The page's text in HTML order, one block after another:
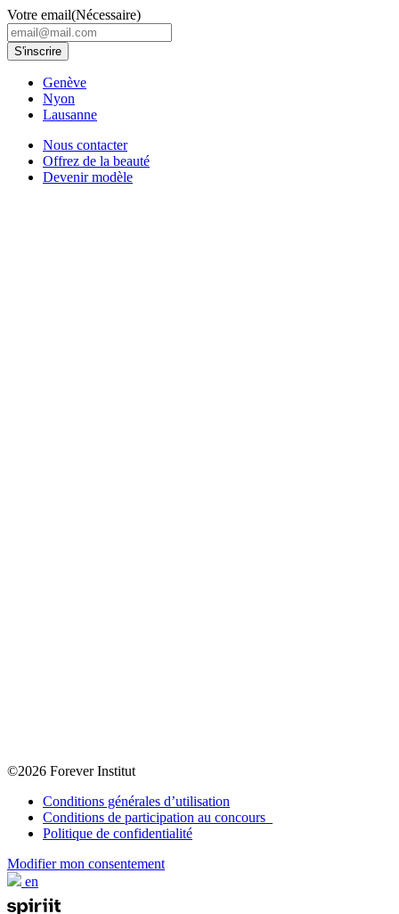
Votre email(Nécessaire)
Genève
Nyon
Lausanne
Nous contacter
Offrez de la beauté
Devenir modèle
©2026 Forever Institut
Conditions générales d’utilisation
Conditions de participation au concours
Politique de confidentialité
Modifier mon consentement
en